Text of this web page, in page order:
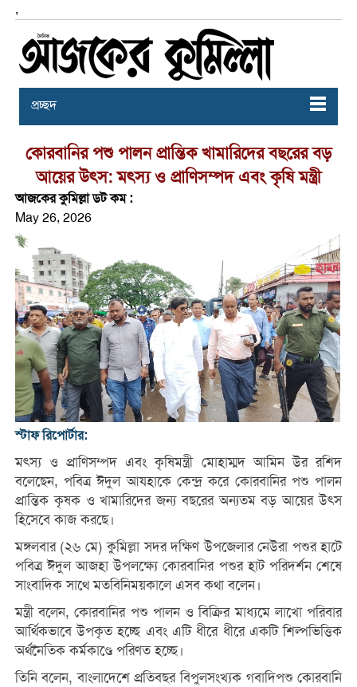
,
প্রচ্ছদ
কোরবানির পশু পালন প্রান্তিক খামারিদের বছরের বড়
আয়ের উৎস: মৎস্য ও প্রাণিসম্পদ এবং কৃষি মন্ত্রী
আজকের কুমিল্লা ডট কম :
May 26, 2026
স্টাফ রিপোর্টার:
মৎস্য ও প্রাণিসম্পদ এবং কৃষিমন্ত্রী মোহাম্মদ আমিন উর রশিদ
বলেছেন, পবিত্র ঈদুল আযহাকে কেন্দ্র করে কোরবানির পশু পালন
প্রান্তিক কৃষক ও খামারিদের জন্য বছরের অন্যতম বড় আয়ের উৎস
হিসেবে কাজ করছে।
মঙ্গলবার (২৬ মে) কুমিল্লা সদর দক্ষিণ উপজেলার নেউরা পশুর হাটে
পবিত্র ঈদুল আজহা উপলক্ষ্যে কোরবানির পশুর হাট পরিদর্শন শেষে
সাংবাদিক সাথে মতবিনিময়কালে এসব কথা বলেন।
মন্ত্রী বলেন, কোরবানির পশু পালন ও বিক্রির মাধ্যমে লাখো পরিবার
আর্থিকভাবে উপকৃত হচ্ছে এবং এটি ধীরে ধীরে একটি শিল্পভিত্তিক
অর্থনৈতিক কর্মকাণ্ডে পরিণত হচ্ছে।
তিনি বলেন, বাংলাদেশে প্রতিবছর বিপুলসংখ্যক গবাদিপশু কোরবানি